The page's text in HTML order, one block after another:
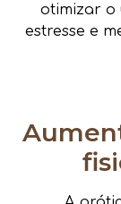
otimizar o
estresse e